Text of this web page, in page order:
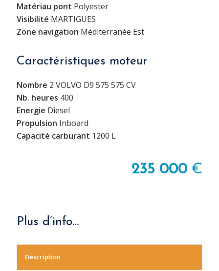
Matériau pont Polyester
Visibilité MARTIGUES
Zone navigation Méditerranée Est
Caractéristiques moteur
Nombre 2 VOLVO D9 575 575 CV
Nb. heures 400
Energie Diesel
Propulsion Inboard
Capacité carburant 1200 L
235 000 €
Plus d’info…
Description